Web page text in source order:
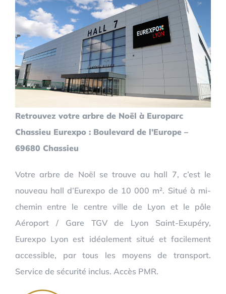
Retrouvez votre arbre de Noël à Europarc
Chassieu Eurexpo : Boulevard de l’Europe –
69680 Chassieu
Votre arbre de Noël se trouve au hall 7, c’est le
nouveau hall d’Eurexpo de 10 000 m². Situé à mi-
chemin entre le centre ville de Lyon et le pôle
Aéroport / Gare TGV de Lyon Saint-Exupéry,
Eurexpo Lyon est idéalement situé et facilement
accessible, par tous les moyens de transport.
Service de sécurité inclus. Accès PMR.